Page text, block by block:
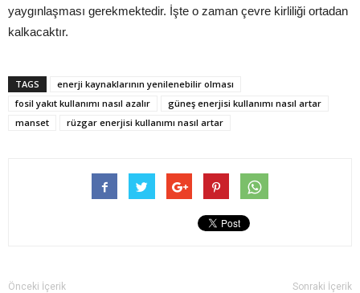
yaygınlaşması gerekmektedir. İşte o zaman çevre kirliliği ortadan
kalkacaktır.
TAGS
enerji kaynaklarının yenilenebilir olması
fosil yakıt kullanımı nasıl azalır
güneş enerjisi kullanımı nasıl artar
manset
rüzgar enerjisi kullanımı nasıl artar
Önceki İçerik Sonraki İçerik